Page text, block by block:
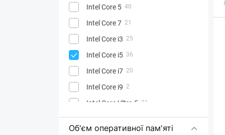
Intel Core 5 40
Intel Core 7 21
Intel Core i3 25
Intel Core i5 36
Intel Core i7 20
Intel Core i9 2
Intel Core Ultra 5 31
Intel Core Ultra 7 90
Об'єм оперативної пам'яті